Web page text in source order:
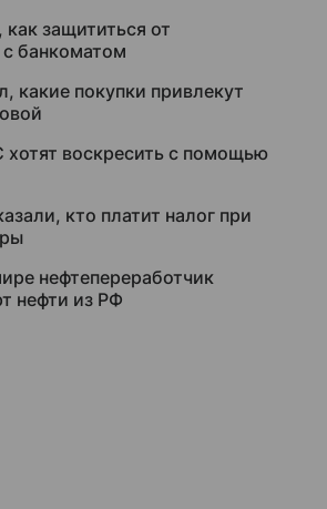
как защититься от
банкоматом
какие покупки привлекут
хотят воскресить с помощью
кто платит налог при
нефтепереработчик
нефти из РФ